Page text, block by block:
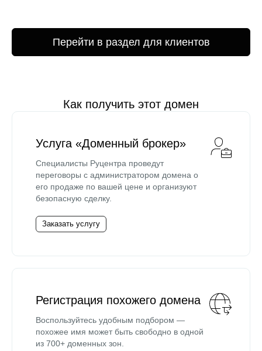
Перейти в раздел для клиентов
Как получить этот домен
Услуга «Доменный брокер»
Специалисты Руцентра проведут
переговоры с администратором домена о
его продаже по вашей цене и организуют
безопасную сделку.
Заказать услугу
Регистрация похожего домена
Воспользуйтесь удобным подбором —
похожее имя может быть свободно в одной
из 700+ доменных зон.